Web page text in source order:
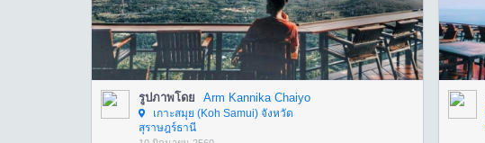
รูปภาพโดย Arm Kannika Chaiyo
เกาะสมุย (Koh Samui) จังหวัด
สุราษฎร์ธานี